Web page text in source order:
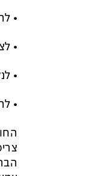
•
•
•
•